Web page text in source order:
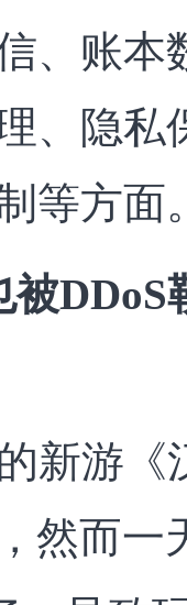
、账本
、隐私
等方面
新游《
然而